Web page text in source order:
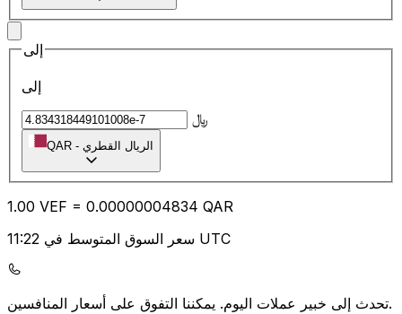
إلى
إلى
﷼
QAR - الريال القطري
1.00 VEF = 0.00000004834 QAR
سعر السوق المتوسط في 11:22 UTC
تحدث إلى خبير عملات اليوم.يمكننا التفوق على أسعار المنافسين.